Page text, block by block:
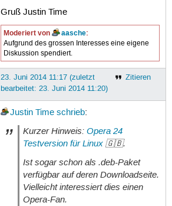
Gruß Justin Time
Moderiert von aasche:
Aufgrund des grossen Interesses eine eigene
Diskussion spendiert.
Zitieren
23. Juni 2014 11:17 (zuletzt
bearbeitet: 23. Juni 2014 11:20)
Justin Time schrieb:
Kurzer Hinweis: Opera 24
Testversion für Linux🇬🇧.
Ist sogar schon als .deb-Paket
verfügbar auf deren Downloadseite.
Vielleicht interessiert dies einen
Opera-Fan.